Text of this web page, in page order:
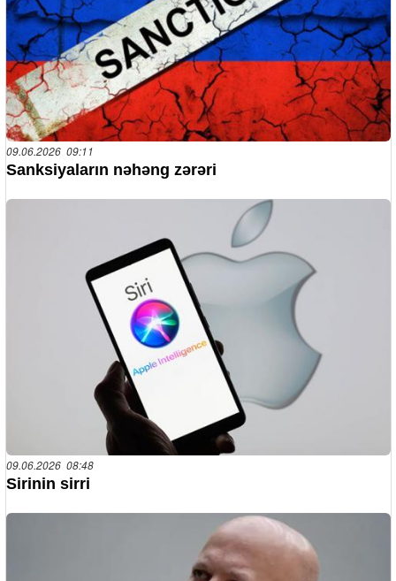
09.06.2026 09:11
Sanksiyaların nəhəng zərəri
09.06.2026 08:48
Sirinin sirri